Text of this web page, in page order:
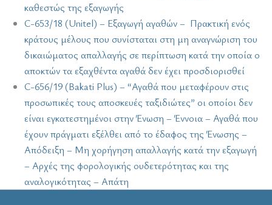
καθεστώς της εξαγωγής
C-653/18 (Unitel) – Εξαγωγή αγαθών – Πρακτική ενός
κράτους μέλους που συνίσταται στη μη αναγνώριση του
δικαιώματος απαλλαγής σε περίπτωση κατά την οποία ο
αποκτών τα εξαχθέντα αγαθά δεν έχει προσδιορισθεί
C-656/19 (Bakati Plus) – “Αγαθά που μεταφέρουν στις
προσωπικές τους αποσκευές ταξιδιώτες” οι οποίοι δεν
είναι εγκατεστημένοι στην Ένωση – Έννοια – Αγαθά που
έχουν πράγματι εξέλθει από το έδαφος της Ένωσης –
Απόδειξη – Μη χορήγηση απαλλαγής κατά την εξαγωγή
– Αρχές της φορολογικής ουδετερότητας και της
αναλογικότητας – Απάτη